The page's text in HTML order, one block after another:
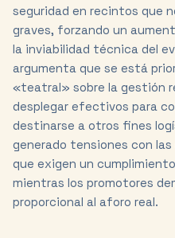
seguridad en recintos que
graves, forzando un
la inviabilidad técnica del
argumenta que se está
«teatral» sobre la gestión
desplegar efectivos para
destinarse a otros fines
generado tensiones con
que exigen un
mientras los promotores
proporcional al aforo real.